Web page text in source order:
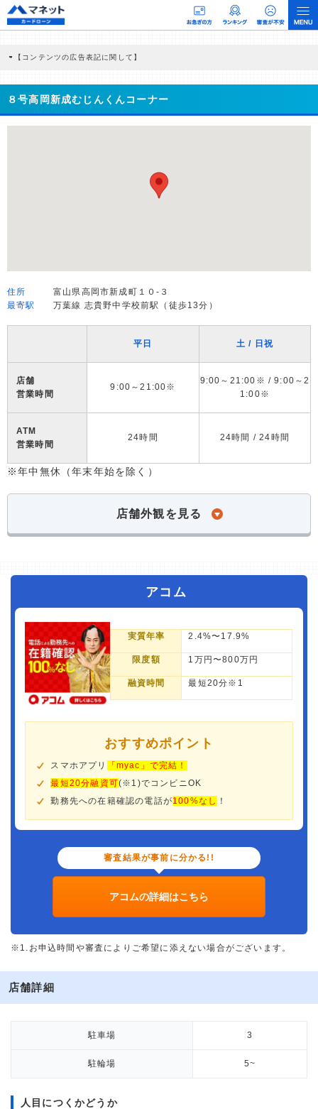
【コンテンツの広告表記に関して】
商品を根拠なくPRするものではなく、当編集部の調査／ユーザーへの口コミ収集な
どに基づき、公平性を担保した情報提供を行っています。
>提携企業一覧
８号高岡新成むじんくんコーナー
住所
富山県高岡市新成町１０-３
最寄駅
万葉線 志貴野中学校前駅（徒歩13分）
平日 土 / 日祝
店舗
営業時間
9:00～21:00※
9:00～21:00※ / 9:00～2
1:00※
ATM
営業時間
24時間 24時間 / 24時間
※年中無休（年末年始を除く）
店舗外観を見る
アコム
実質年率 2.4%〜17.9%
限度額 1万円〜800万円
融資時間 最短20分※1
おすすめポイント
スマホアプリ
「myac」で完結！
最短20分融資可(※1)でコンビニOK
勤務先への在籍確認の電話が100%なし ！
審査結果が事前に分かる!!
アコムの詳細はこちら
※1.お申込時間や審査によりご希望に添えない場合がございます。
店舗詳細
駐車場 3
駐輪場 5~
人目につくかどうか